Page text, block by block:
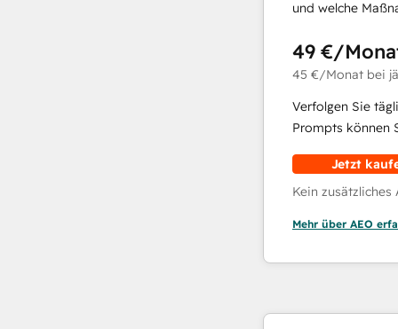
und welche
49 €/
45 €/Monat bei
Verfolgen Sie
Prompts können
Jetzt
Kein
Mehr über AEO